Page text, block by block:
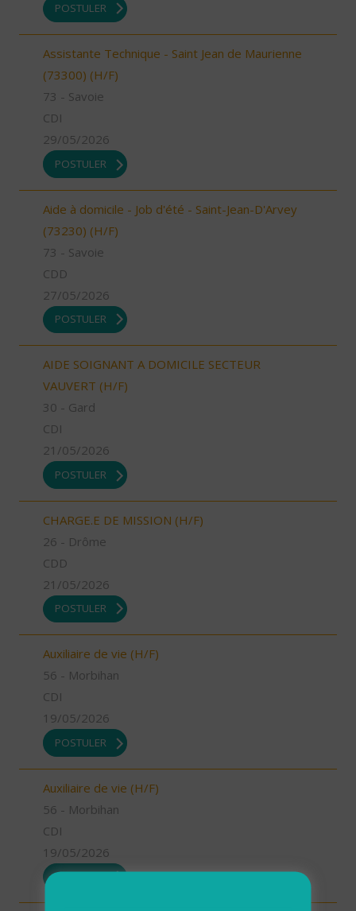
POSTULER
Assistante Technique - Saint Jean de Maurienne
(73300) (H/F)
73 - Savoie
CDI
29/05/2026
POSTULER
Aide à domicile - Job d'été - Saint-Jean-D'Arvey
(73230) (H/F)
73 - Savoie
CDD
27/05/2026
POSTULER
AIDE SOIGNANT A DOMICILE SECTEUR
VAUVERT (H/F)
30 - Gard
CDI
21/05/2026
POSTULER
CHARGE.E DE MISSION (H/F)
26 - Drôme
CDD
21/05/2026
POSTULER
Auxiliaire de vie (H/F)
56 - Morbihan
CDI
19/05/2026
POSTULER
Auxiliaire de vie (H/F)
56 - Morbihan
CDI
19/05/2026
POSTULER